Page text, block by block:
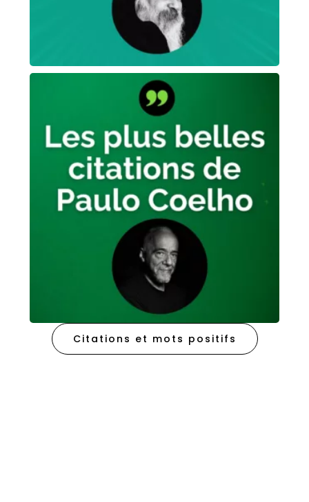
Citations et mots positifs